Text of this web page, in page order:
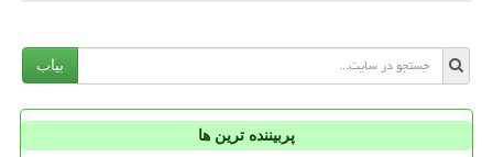
بیاب
پربیننده ترین ها